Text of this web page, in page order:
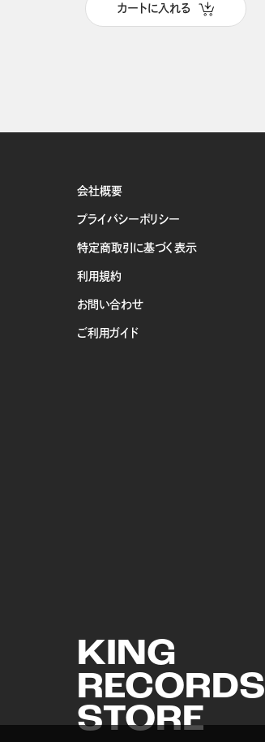
カートに入れる
会社概要
プライバシーポリシー
特定商取引に基づく表示
利用規約
お問い合わせ
ご利用ガイド
KING
RECORDS
STORE